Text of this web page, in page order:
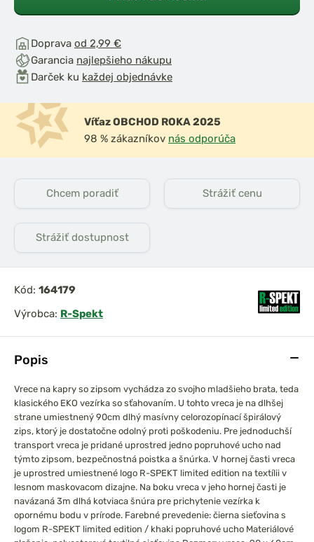
pod
Giants Fishing Podberák
Popis
Vrece na kapry so zipsom vychádza zo svojho mladšieho brata, teda
klasického EKO vezírka so sťahovaním. U tohto vreca je na dlhšej
strane umiestnený 90cm dlhý masívny celorozopínací špirálový
zips, ktorý je dostatočne odolný proti poškodeniu. Pre jednoduchší
transport vreca je pridané uprostred jedno popruhové ucho nad
týmto zipsom, bezpečnostná poistka a šnúrka. V hornej časti vreca
je uprostred umiestnené logo R-SPEKT limited edition na textílii v
lesnom maskovacom dizajne. Na boku vreca v jeho hornej časti je
navázaná 3m dlhá kotviaca šnúra pre prichytenie vezírka k
opornému bodu v prírode. Farebné prevedenie: čierna sieťovina s
logom R-SPEKT limited edition / khaki popruhové ucho Materiálové
Doprava od 2,99 €
Garancia najlepšieho nákupu
Darček ku každej objednávke
Víťaz OBCHOD ROKA 2025
98 % zákazníkov nás odporúča
Chcem poradiť Strážiť cenu
Strážiť dostupnost
Kód: 164179
Výrobca: R-Spekt